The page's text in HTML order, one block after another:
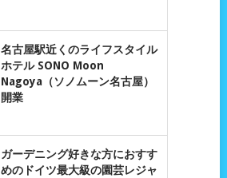
名古屋駅近くのライフスタイル
ホテル SONO Moon
Nagoya（ソノムーン名古屋）
開業
ガーデニング好きな方におすす
めのドイツ最大級の園芸レジャ